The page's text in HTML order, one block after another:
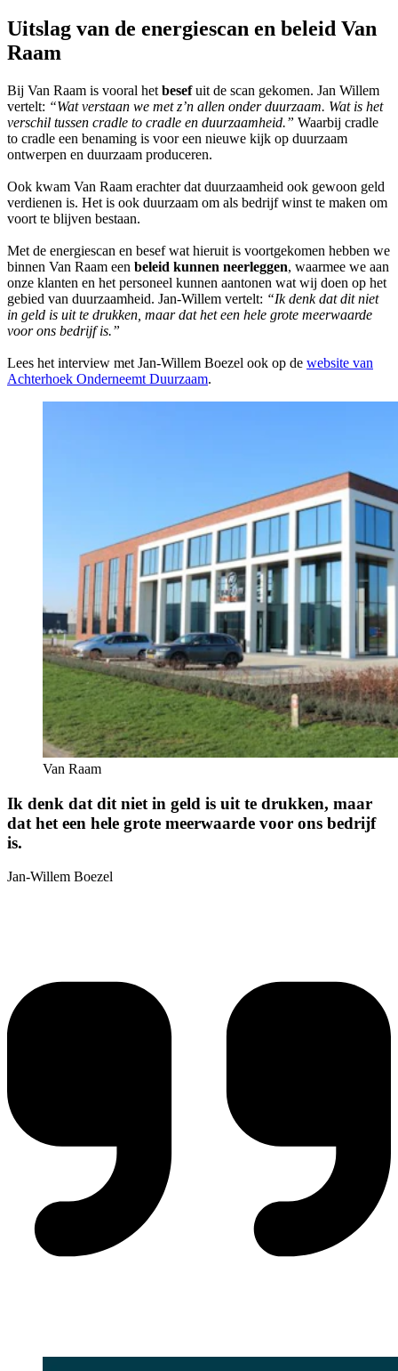
Uitslag van de energiescan en beleid Van
Raam
Bij Van Raam is vooral het besefuit de scan gekomen. Jan Willem
vertelt: “Wat verstaan we met z’n allen onder duurzaam. Wat is het
verschil tussen cradle to cradle en duurzaamheid.” Waarbij cradle
to cradle een benaming is voor een nieuwe kijk op duurzaam
ontwerpen en duurzaam produceren.
Ook kwam Van Raam erachter dat duurzaamheid ook gewoon geld
verdienen is. Het is ook duurzaam om als bedrijf winst te maken om
voort te blijven bestaan.
Met de energiescan en besef wat hieruit is voortgekomen hebben we
binnen Van Raam een beleid kunnen neerleggen, waarmee we aan
onze klanten en het personeel kunnen aantonen wat wij doen op het
gebied van duurzaamheid. Jan-Willem vertelt: “Ik denk dat dit niet
in geld is uit te drukken, maar dat het een hele grote meerwaarde
voor ons bedrijf is.”
Lees het interview met Jan-Willem Boezel ook op de website van
Achterhoek Onderneemt Duurzaam.
Van Raam
Ik denk dat dit niet in geld is uit te drukken, maar
dat het een hele grote meerwaarde voor ons bedrijf
is.
Jan-Willem Boezel